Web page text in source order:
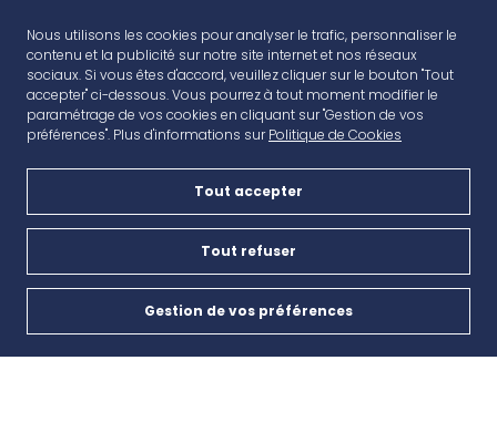
AVANT CAP
Plan de campagne, CD6, 13480 Cabriès
Nous contacter
04 42 46 65 35
Nous utilisons les cookies pour analyser le trafic, personnaliser le
contenu et la publicité sur notre site internet et nos réseaux
sociaux. Si vous êtes d'accord, veuillez cliquer sur le bouton "Tout
accepter" ci-dessous. Vous pourrez à tout moment modifier le
paramétrage de vos cookies en cliquant sur "Gestion de vos
préférences". Plus d'informations surPolitique de Cookies
Tout accepter
Tout refuser
Gestion de vos préférences